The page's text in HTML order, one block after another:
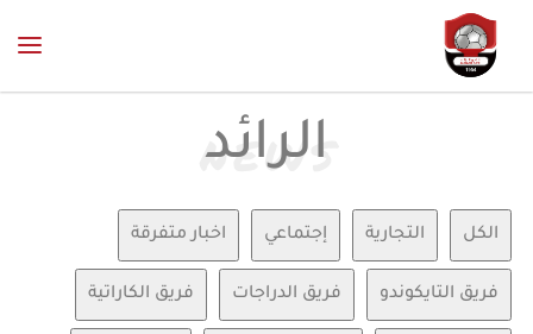
الرائد
NEW S
الكل التجارية إجتماعي اخبار متفرقة
فريق التايكوندو فريق الدراجات فريق الكاراتية